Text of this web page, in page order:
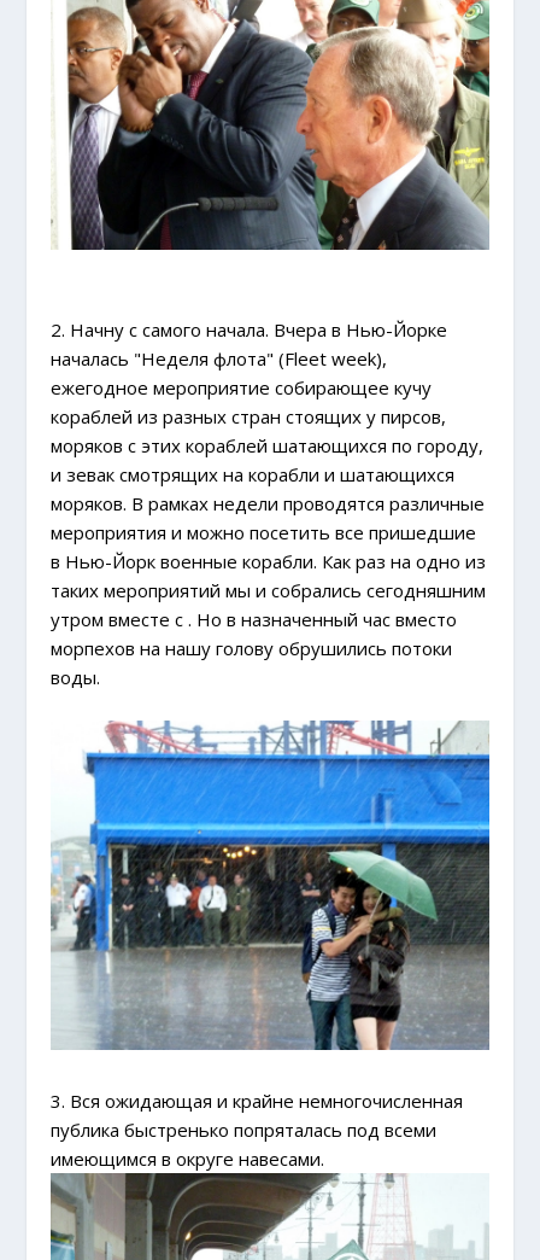
2. Начну с самого начала. Вчера в Нью-Йорке
началась "Неделя флота" (Fleet week),
ежегодное мероприятие собирающее кучу
кораблей из разных стран стоящих у пирсов,
моряков с этих кораблей шатающихся по городу,
и зевак смотрящих на корабли и шатающихся
моряков. В рамках недели проводятся различные
мероприятия и можно посетить все пришедшие
в Нью-Йорк военные корабли. Как раз на одно из
таких мероприятий мы и собрались сегодняшним
утром вместе с. Но в назначенный час вместо
морпехов на нашу голову обрушились потоки
воды.
3. Вся ожидающая и крайне немногочисленная
публика быстренько попряталась под всеми
имеющимся в округе навесами.